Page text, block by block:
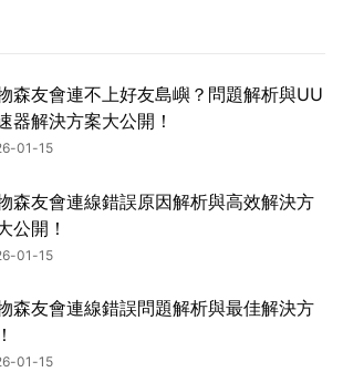
森友會連不上好友島嶼？問題解析與UU
器解決方案大公開！
01-15
森友會連線錯誤原因解析與高效解決方
公開！
01-15
森友會連線錯誤問題解析與最佳解決方
01-15